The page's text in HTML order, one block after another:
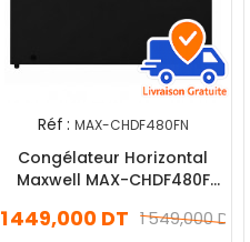
Réf : MAX-CHDF480FN
Congélateur Horizontal
Maxwell MAX-CHDF480F
1 549,000 DT
1 449,000 DT